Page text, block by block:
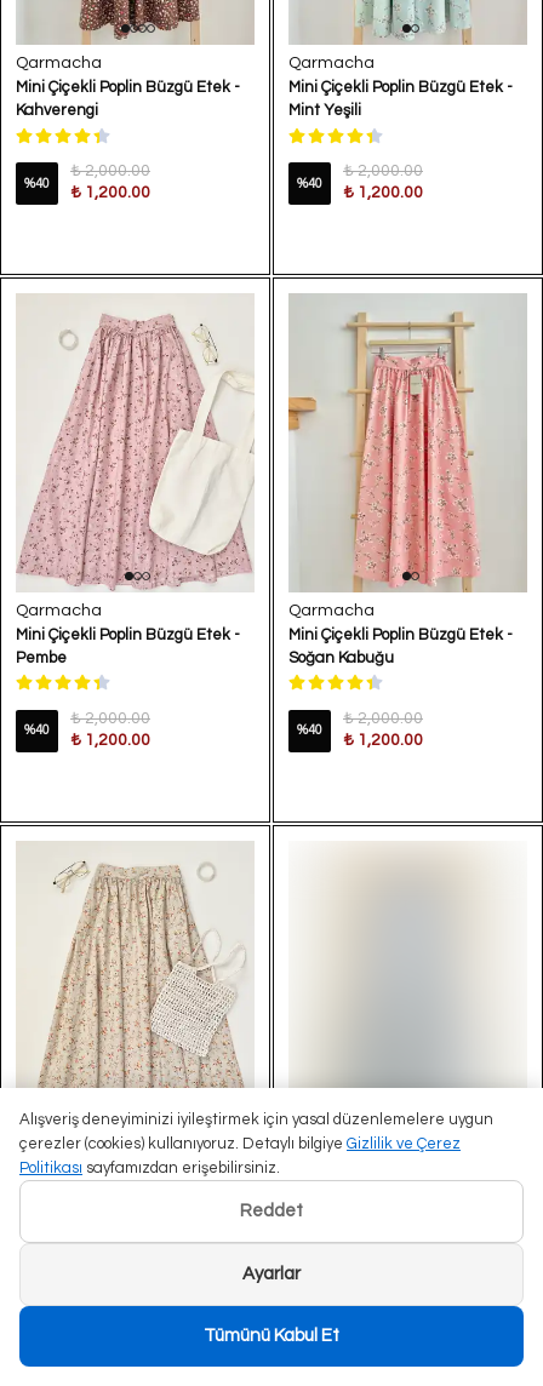
Alışveriş deneyiminizi iyileştirmek için yasal düzenlemelere uygun
çerezler (cookies) kullanıyoruz. Detaylı bilgiye Gizlilik ve Çerez
Politikası sayfamızdan erişebilirsiniz.
Reddet
Ayarlar
Tümünü Kabul Et
Qarmacha
Mini Çiçekli Poplin Büzgü Etek -
Kahverengi
%40
₺ 2,000.00
₺ 1,200.00
Qarmacha
Mini Çiçekli Poplin Büzgü Etek -
Mint Yeşili
%40
₺ 2,000.00
₺ 1,200.00
Qarmacha
Mini Çiçekli Poplin Büzgü Etek -
Pembe
%40
₺ 2,000.00
₺ 1,200.00
Qarmacha
Mini Çiçekli Poplin Büzgü Etek -
Soğan Kabuğu
%40
₺ 2,000.00
₺ 1,200.00
Qarmacha
Mini Çiçekli Poplin Büzgü Etek -
Qarmacha
Mini Çiçekli Poplin Büzgü Etek -
Bebe Mavisi
%